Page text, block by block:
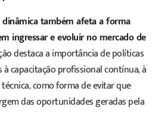
dinâmica também afeta a forma
ingressar e evoluir no mercado de
destaca a importância de políticas
capacitação profissional contínua, à
como forma de evitar que
das oportunidades geradas pela